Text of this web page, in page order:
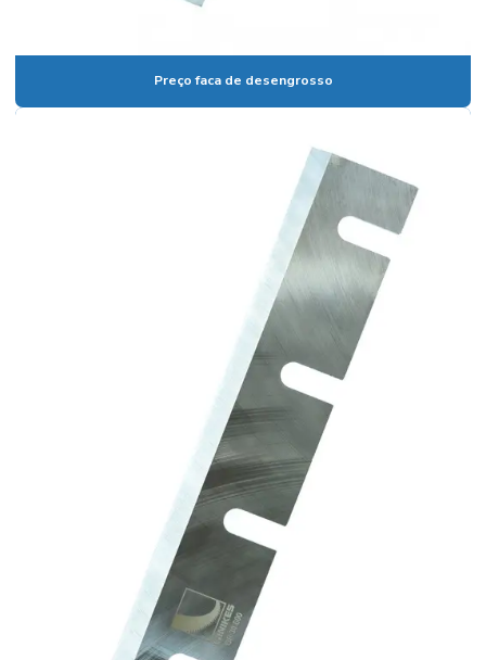
Luvas pigmentadas preço
Rebolo diamantado para afiação
Rebolo diamantado para afiar serra circular
Rebolo diamantado para afiar videa
Serra circular de bancada grande
Serra circular de bancada multifuncional
Preço faca de desengrosso